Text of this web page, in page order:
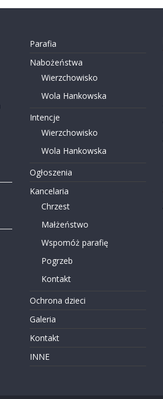
Parafia
Nabożeństwa
Wierzchowisko
Wola Hankowska
Intencje
Wierzchowisko
Wola Hankowska
Ogłoszenia
Kancelaria
Chrzest
Małżeństwo
Wspomóż parafię
Pogrzeb
Kontakt
Ochrona dzieci
Galeria
Kontakt
INNE